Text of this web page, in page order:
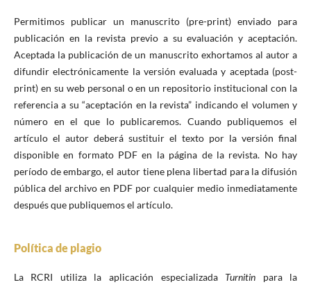
Permitimos publicar un manuscrito (pre-print) enviado para
publicación en la revista previo a su evaluación y aceptación.
Aceptada la publicación de un manuscrito exhortamos al autor a
difundir electrónicamente la versión evaluada y aceptada (post-
print) en su web personal o en un repositorio institucional con la
referencia a su “aceptación en la revista” indicando el volumen y
número en el que lo publicaremos. Cuando publiquemos el
artículo el autor deberá sustituir el texto por la versión final
disponible en formato PDF en la página de la revista. No hay
período de embargo, el autor tiene plena libertad para la difusión
pública del archivo en PDF por cualquier medio inmediatamente
después que publiquemos el artículo.
Política de plagio
La RCRI utiliza la aplicación especializada Turnitin para la